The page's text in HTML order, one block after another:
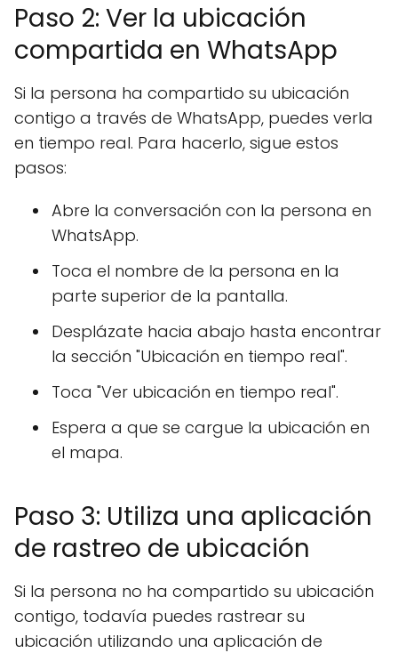
Paso 2: Ver la ubicación
compartida en WhatsApp
Si la persona ha compartido su ubicación
contigo a través de WhatsApp, puedes verla
en tiempo real. Para hacerlo, sigue estos
pasos:
Abre la conversación con la persona en
WhatsApp.
Toca el nombre de la persona en la
parte superior de la pantalla.
Desplázate hacia abajo hasta encontrar
la sección "Ubicación en tiempo real".
Toca "Ver ubicación en tiempo real".
Espera a que se cargue la ubicación en
el mapa.
Paso 3: Utiliza una aplicación
de rastreo de ubicación
Si la persona no ha compartido su ubicación
contigo, todavía puedes rastrear su
ubicación utilizando una aplicación de